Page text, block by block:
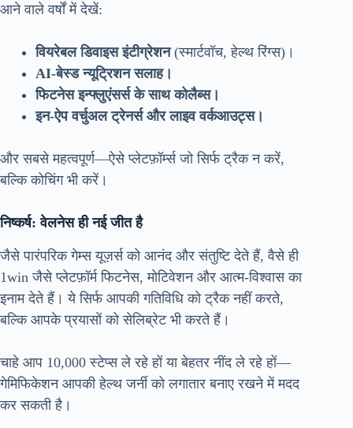
आने वाले वर्षों में देखें:
वियरेबल डिवाइस इंटीग्रेशन(स्मार्टवॉच, हेल्थ रिंग्स)।
AI-बेस्ड न्यूट्रिशन सलाह।
फिटनेस इन्फ्लुएंसर्स के साथ कोलैब्स।
इन-ऐप वर्चुअल ट्रेनर्स और लाइव वर्कआउट्स।
और सबसे महत्वपूर्ण—ऐसे प्लेटफ़ॉर्म्स जो सिर्फ ट्रैक न करें,
बल्कि कोचिंग भी करें।
निष्कर्ष: वेलनेस ही नई जीत है
जैसे पारंपरिक गेम्स यूज़र्स को आनंद और संतुष्टि देते हैं, वैसे ही
1win जैसे प्लेटफ़ॉर्म फिटनेस, मोटिवेशन और आत्म-विश्वास का
इनाम देते हैं। ये सिर्फ आपकी गतिविधि को ट्रैक नहीं करते,
बल्कि आपके प्रयासों को सेलिब्रेट भी करते हैं।
चाहे आप 10,000 स्टेप्स ले रहे हों या बेहतर नींद ले रहे हों—
गेमिफिकेशन आपकी हेल्थ जर्नी को लगातार बनाए रखने में मदद
कर सकती है।